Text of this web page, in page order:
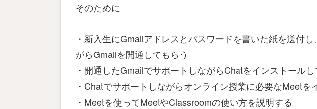
そのために
・新入生にGmailアドレスとパスワードを書いた紙を送付
がらGmailを開通してもらう
・開通したGmailでサポートしながらChatをインストールし
・Chatでサポートしながらオンライン授業に必要なMeetを
・Meetを使ってMeetやClassroomの使い方を説明する